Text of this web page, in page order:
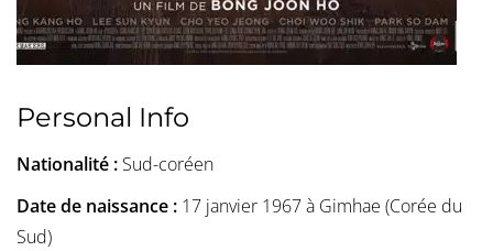
Personal Info
Nationalité : Sud-coréen
Date de naissance : 17 janvier 1967 à Gimhae (Corée du
Sud)